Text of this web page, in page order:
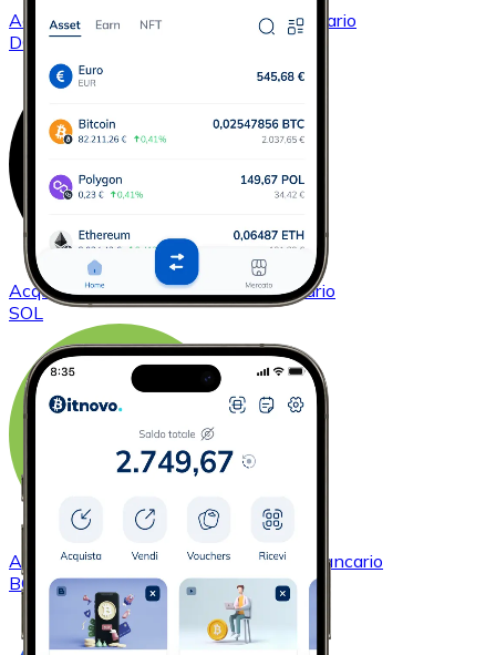
AcquistareDogecoin
con bonifico bancario
DOGE
AcquistareSolanacon bonifico bancario
SOL
AcquistareBitcoin Cashcon bonifico bancario
BCH